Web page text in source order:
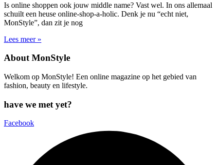
Is online shoppen ook jouw middle name? Vast wel. In ons allemaal
schuilt een heuse online-shop-a-holic. Denk je nu “echt niet,
MonStyle”, dan zit je nog
Lees meer »
About MonStyle
Welkom op MonStyle! Een online magazine op het gebied van
fashion, beauty en lifestyle.
have we met yet?
Facebook